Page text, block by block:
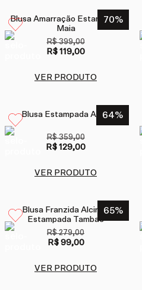
70%
Blusa Amarração Estampada
Maia
R$ 399,00
R$ 119,00
VER PRODUTO
64%
Blusa Estampada Atlas
R$ 359,00
R$ 129,00
VER PRODUTO
65%
Blusa Franzida Alcinha
Estampada Tambac
R$ 279,00
R$ 99,00
VER PRODUTO